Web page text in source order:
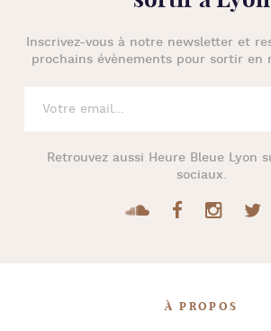
Inscrivez-vous à notre newsletter et
prochains évènements pour sortir en
Retrouvez aussi Heure Bleue Lyon
sociaux.
À PROPOS